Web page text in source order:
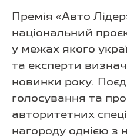
Премія «Авто
національний
у межах якого
та експерти
новинки року.
голосування та
авторитетних
нагороду однією з